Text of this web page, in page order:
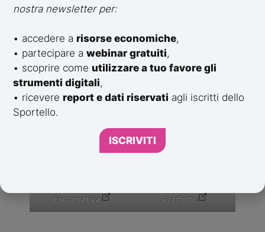
Mario Vacca Danilo De Angelis
Esclamativa Graffette
nostra newsletter per:
• accedere a risorse economiche,
• partecipare awebinar gratuiti,
• scoprire come utilizzare a tuo favore gli
strumenti digitali,
• ricevere report e dati riservati agli iscritti dello
Sportello.
ISCRIVITI